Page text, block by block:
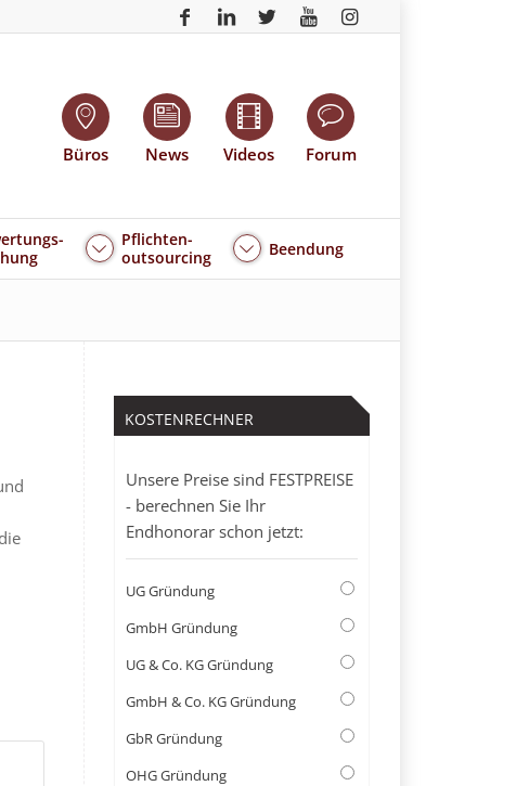
Büros News Videos Forum
Pflichten-
outsourcing
Beendung
KOSTENRECHNER
Unsere Preise sind FESTPREISE
- berechnen Sie Ihr
Endhonorar schon jetzt:
UG Gründung
GmbH Gründung
UG & Co. KG Gründung
GmbH & Co. KG Gründung
GbR Gründung
OHG Gründung